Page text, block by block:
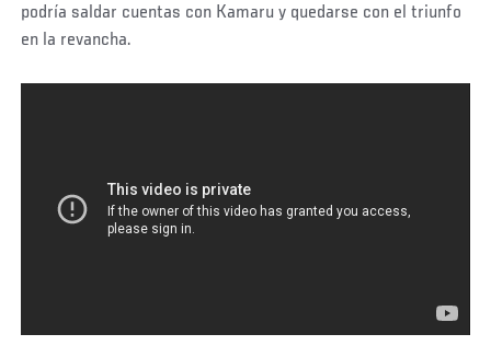
podría saldar cuentas con Kamaru y quedarse con el triunfo
en la revancha.